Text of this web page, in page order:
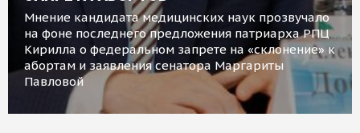
Мнение кандидата медицинских наук прозвучало
на фоне последнего предложения патриарха РПЦ
Кирилла о федеральном запрете на «склонение» к
абортам и заявления сенатора Маргариты
Павловой